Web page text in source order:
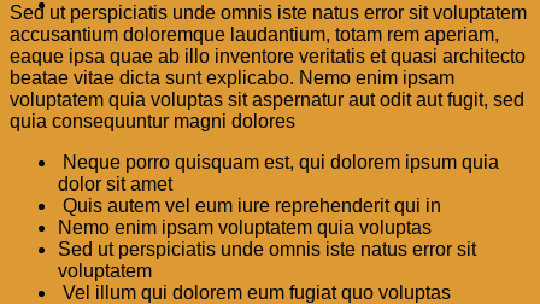
Sed ut perspiciatis unde omnis iste natus error sit voluptatem
accusantium doloremque laudantium, totam rem aperiam,
eaque ipsa quae ab illo inventore veritatis et quasi architecto
beatae vitae dicta sunt explicabo. Nemo enim ipsam
voluptatem quia voluptas sit aspernatur aut odit aut fugit, sed
quia consequuntur magni dolores
Neque porro quisquam est, qui dolorem ipsum quia
dolor sit amet
Quis autem vel eum iure reprehenderit qui in
Nemo enim ipsam voluptatem quia voluptas
Sed ut perspiciatis unde omnis iste natus error sit
voluptatem
Vel illum qui dolorem eum fugiat quo voluptas